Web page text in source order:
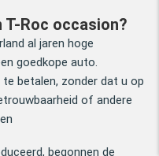
Roc occasion?
al jaren hoge
goedkope auto.
betalen, zonder dat u op
of andere
begonnen de